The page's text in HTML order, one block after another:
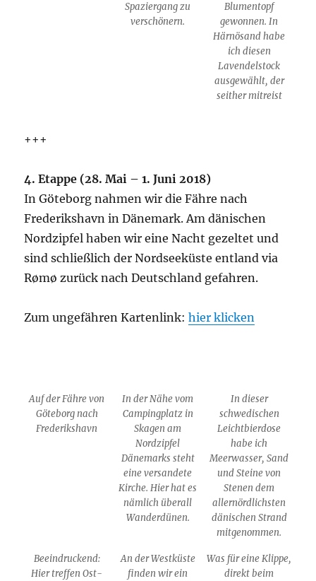
Spaziergang zu
verschönern.
Blumentopf
gewonnen. In
Härnösand habe
ich diesen
Lavendelstock
ausgewählt, der
seither mitreist
+++
4. Etappe (28. Mai – 1. Juni 2018)
In Göteborg nahmen wir die Fähre nach
Frederikshavn in Dänemark. Am dänischen
Nordzipfel haben wir eine Nacht gezeltet und
sind schließlich der Nordseeküste entland via
Rømø zurück nach Deutschland gefahren.
Zum ungefähren Kartenlink:hier klicken
Auf der Fähre von
Göteborg nach
Frederikshavn
In der Nähe vom
Campingplatz in
Skagen am
Nordzipfel
Dänemarks steht
eine versandete
Kirche. Hier hat es
nämlich überall
Wanderdünen.
In dieser
schwedischen
Leichtbierdose
habe ich
Meerwasser, Sand
und Steine von
Stenen dem
allernördlichsten
dänischen Strand
mitgenommen.
Beeindruckend:
Hier treffen Ost-
An der Westküste
finden wir ein
Was für eine Klippe,
direkt beim